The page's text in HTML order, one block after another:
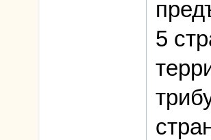
5